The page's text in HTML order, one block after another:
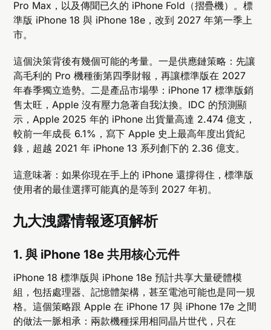
Pro Max，以及傳聞已久的 iPhone Fold（摺疊機）。標
準版 iPhone 18 與 iPhone 18e，改到 2027 年第一季上
市。
這個決策背後有幾個可能的考量。一是供應鏈策略：先讓
高毛利的 Pro 機種衝第四季財報，再讓標準版在 2027
年春季獨立造勢。二是產品市場學：iPhone 17 標準版銷
售太旺，Apple 沒有壓力急著自我汰換。IDC 的預測顯
示，Apple 2025 年的 iPhone 出貨量高達 2.474 億支，
較前一年成長 6.1%，寫下 Apple 史上最高年度出貨紀
錄，超越 2021 年 iPhone 13 系列創下的 2.36 億支。
這意味著：如果你現在手上的 iPhone 還撐得住，標準版
使用者的最佳選擇可能真的是等到 2027 年初。
九大洩露情報逐項解析
1. 與 iPhone 18e 共用核心元件
iPhone 18 標準版與 iPhone 18e 預計共享大量硬體模
組，包括處理器、記憶體架構，甚至電池可能也是同一規
格。這個策略跟 Apple 在 iPhone 17 與 iPhone 17e 之間
的做法一脈相承：兩款機種採用相同晶片世代，只在